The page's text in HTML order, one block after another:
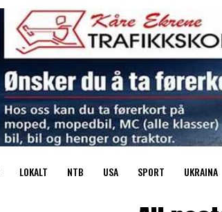
LOKALT NTB USA SPORT UKRAINA